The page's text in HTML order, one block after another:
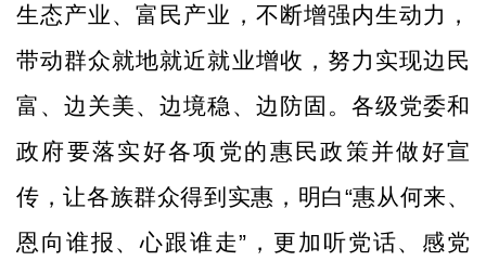
生态产业、富民产业，不断增强内生动力，
带动群众就地就近就业增收，努力实现边民
富、边关美、边境稳、边防固。各级党委和
政府要落实好各项党的惠民政策并做好宣
传，让各族群众得到实惠，明白“惠从何来、
恩向谁报、心跟谁走”，更加听党话、感党